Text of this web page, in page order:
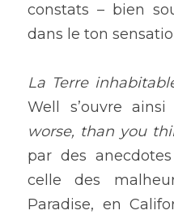
constats – bien
dans le ton
La Terre
Well s’ouvre ainsi
worse, than you
par des
celle des
Paradise, en